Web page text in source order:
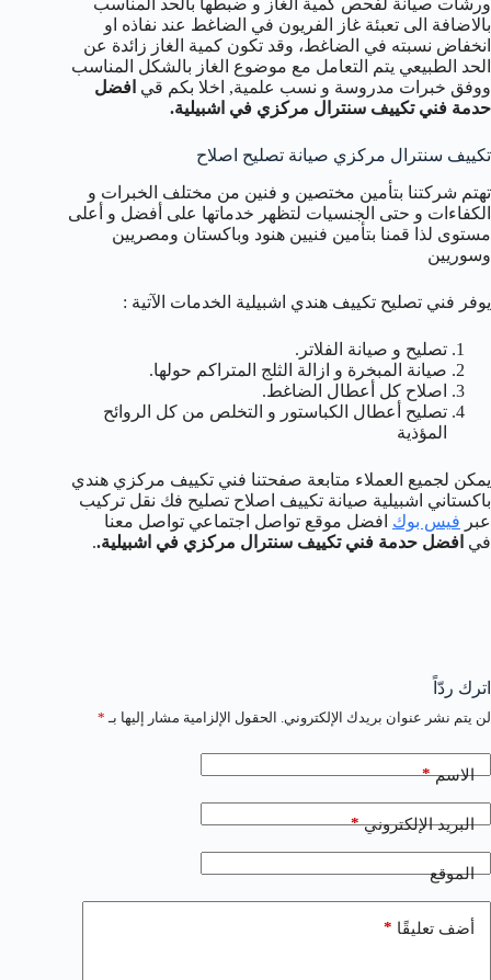
ورشات صيانة لفحص كمية الغاز و ضبطها بالحد المناسب
بالاضافة الى تعبئة غاز الفريون في الضاغط عند نفاذه او
انخفاض نسبته في الضاغط، وقد تكون كمية الغاز زائدة عن
الحد الطبيعي يتم التعامل مع موضوع الغاز بالشكل المناسب
ووفق خبرات مدروسة و نسب علمية, اخلا بكم قي افضل
حدمة فني تكييف سنترال مركزي في اشبيلية.
تكييف سنترال مركزي صيانة تصليح اصلاح
تهتم شركتنا بتأمين مختصين و فنين من مختلف الخبرات و
الكفاءات و حتى الجنسيات لتظهر خدماتها على أفضل و أعلى
مستوى لذا قمنا بتأمين فنيين هنود وباكستان ومصريين
وسوريين
يوفر فني تصليح تكييف هندي اشبيلية الخدمات الآتية :
تصليح و صيانة الفلاتر.
صيانة المبخرة و ازالة الثلج المتراكم حولها.
اصلاح كل أعطال الضاغط.
تصليح أعطال الكباستور و التخلص من كل الروائح
المؤذية
يمكن لجميع العملاء متابعة صفحتنا فني تكييف مركزي هندي
باكستاني اشبيلية صيانة تكييف اصلاح تصليح فك نقل تركيب
عبر فيس بوك افضل موقع تواصل اجتماعي تواصل معنا
في افضل حدمة فني تكييف سنترال مركزي في اشبيلية..
اترك ردّاً
لن يتم نشر عنوان بريدك الإلكتروني. الحقول الإلزامية مشار إليها بـ *
الاسم*
البريد الإلكتروني*
الموقع
أضف تعليقًا *